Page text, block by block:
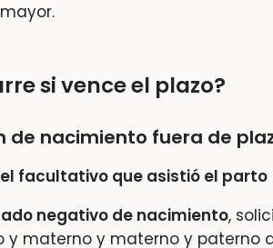
si vence el plazo?
de nacimiento fuera de
facultativo que asistió el parto
negativo de nacimiento,
y materno y materno y paterno